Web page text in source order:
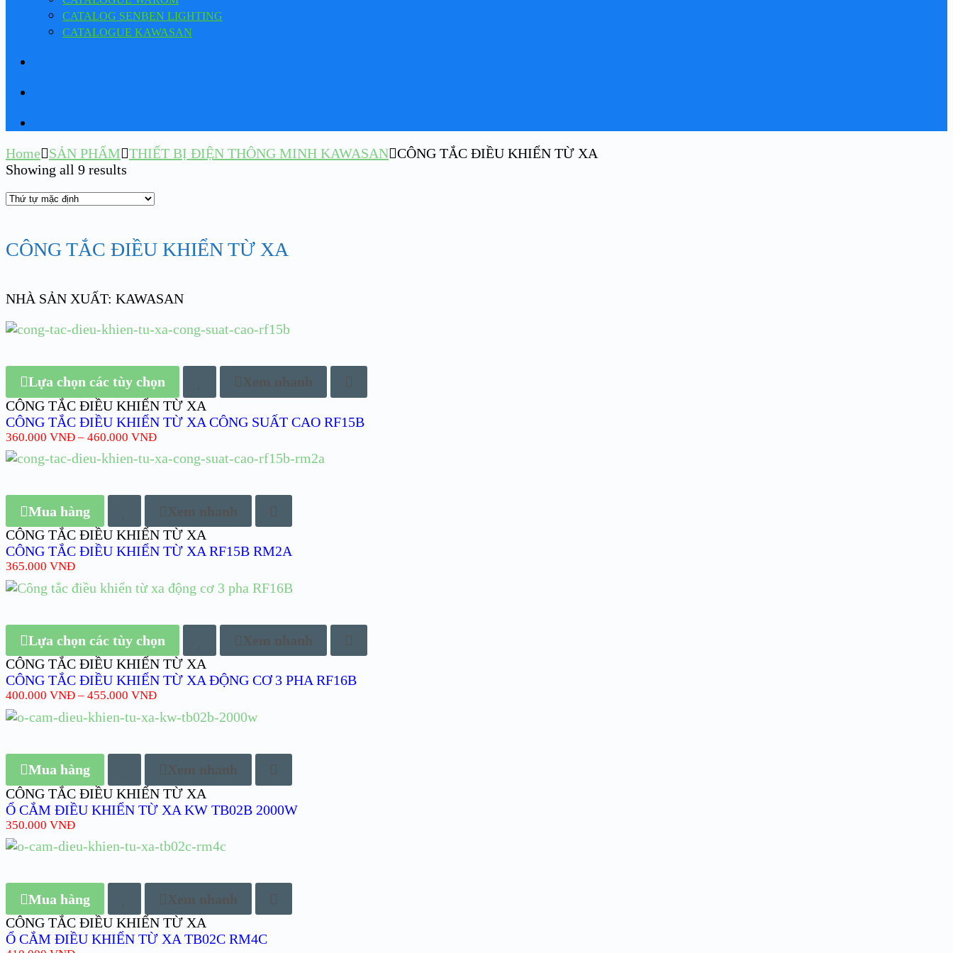
CATALOG SENBEN LIGHTING
CATALOGUE KAWASAN
Home SẢN PHẨM THIẾT BỊ ĐIỆN THÔNG MINH KAWASAN CÔNG TẮC ĐIỀU KHIỂN TỪ XA
Showing all 9 results
CÔNG TẮC ĐIỀU KHIỂN TỪ XA
NHÀ SẢN XUẤT: KAWASAN
Lựa chọn các tùy chọn
Xem nhanh
CÔNG TẮC ĐIỀU KHIỂN TỪ XA
CÔNG TẮC ĐIỀU KHIỂN TỪ XA CÔNG SUẤT CAO RF15B
360.000 VNĐ – 460.000 VNĐ
Mua hàng
Xem nhanh
CÔNG TẮC ĐIỀU KHIỂN TỪ XA
CÔNG TẮC ĐIỀU KHIỂN TỪ XA RF15B RM2A
365.000 VNĐ
Lựa chọn các tùy chọn
Xem nhanh
CÔNG TẮC ĐIỀU KHIỂN TỪ XA
CÔNG TẮC ĐIỀU KHIỂN TỪ XA ĐỘNG CƠ 3 PHA RF16B
400.000 VNĐ – 455.000 VNĐ
Mua hàng
Xem nhanh
CÔNG TẮC ĐIỀU KHIỂN TỪ XA
Ổ CẮM ĐIỀU KHIỂN TỪ XA KW TB02B 2000W
350.000 VNĐ
Mua hàng
Xem nhanh
CÔNG TẮC ĐIỀU KHIỂN TỪ XA
Ổ CẮM ĐIỀU KHIỂN TỪ XA TB02C RM4C